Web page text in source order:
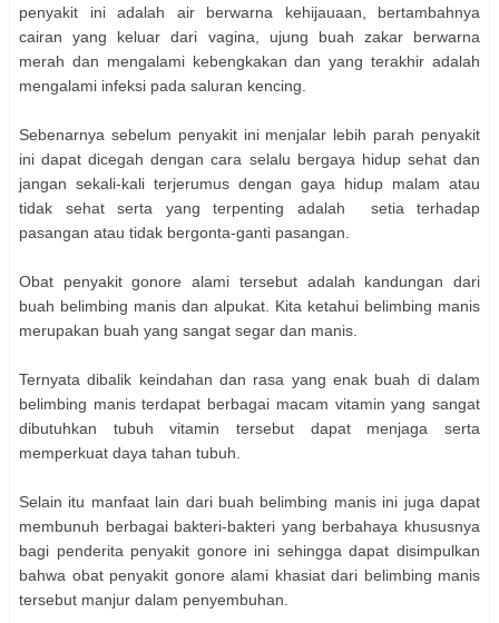
penyakit ini adalah air berwarna kehijauaan, bertambahnya
cairan yang keluar dari vagina, ujung buah zakar berwarna
merah dan mengalami kebengkakan dan yang terakhir adalah
mengalami infeksi pada saluran kencing.
Sebenarnya sebelum penyakit ini menjalar lebih parah penyakit
ini dapat dicegah dengan cara selalu bergaya hidup sehat dan
jangan sekali-kali terjerumus dengan gaya hidup malam atau
tidak sehat serta yang terpenting adalah setia terhadap
pasangan atau tidak bergonta-ganti pasangan.
Obat penyakit gonore alami tersebut adalah kandungan dari
buah belimbing manis dan alpukat. Kita ketahui belimbing manis
merupakan buah yang sangat segar dan manis.
Ternyata dibalik keindahan dan rasa yang enak buah di dalam
belimbing manis terdapat berbagai macam vitamin yang sangat
dibutuhkan tubuh vitamin tersebut dapat menjaga serta
memperkuat daya tahan tubuh.
Selain itu manfaat lain dari buah belimbing manis ini juga dapat
membunuh berbagai bakteri-bakteri yang berbahaya khususnya
bagi penderita penyakit gonore ini sehingga dapat disimpulkan
bahwa obat penyakit gonore alami khasiat dari belimbing manis
tersebut manjur dalam penyembuhan.